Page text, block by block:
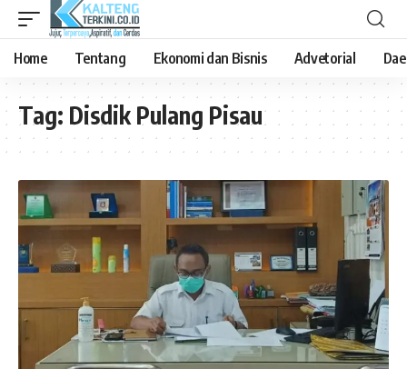
Home Tentang Ekonomi dan Bisnis Advetorial
Tag: Disdik Pulang Pisau